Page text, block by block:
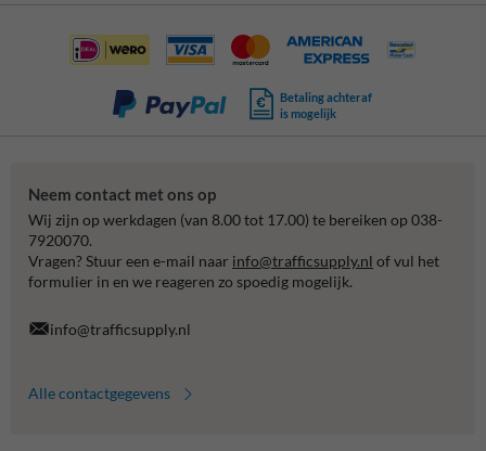
Betaling achteraf
is mogelijk
Neem contact met ons op
Wij zijn op werkdagen (van 8.00 tot 17.00) te bereiken op 038-
7920070.
Vragen? Stuur een e-mail naar info@trafficsupply.nl of vul het
formulier in en we reageren zo spoedig mogelijk.
info@trafficsupply.nl
Alle contactgegevens